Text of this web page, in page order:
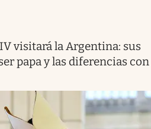
visitará la Argentina: sus
papa y las diferencias con